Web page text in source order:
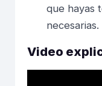
que hayas
necesarias.
Video